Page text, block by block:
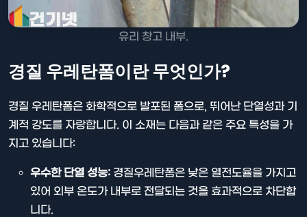
유리 창고 내부.
경질 우레탄폼이란 무엇인가?
경질 우레탄폼은 화학적으로 발포된 폼으로, 뛰어난 단열성과 기
계적 강도를 자랑합니다. 이 소재는 다음과 같은 주요 특성을 가
지고 있습니다:
우수한 단열 성능: 경질우레탄폼은 낮은 열전도율을 가지고
있어 외부 온도가 내부로 전달되는 것을 효과적으로 차단합
니다.